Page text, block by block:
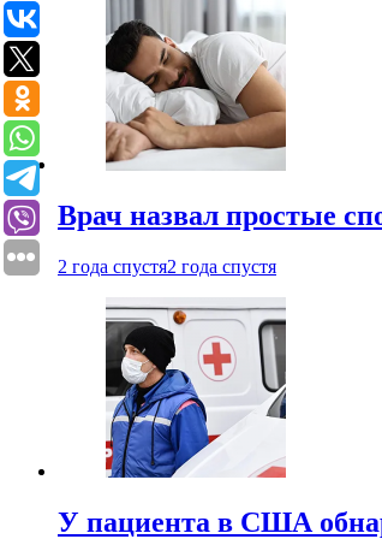
Врач назвал простые
2 года спустя2 года спустя
У пациента в США